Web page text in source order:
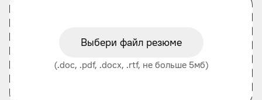
Выбери файл резюме
(.doc, .pdf, .docx, .rtf, не больше 5мб)